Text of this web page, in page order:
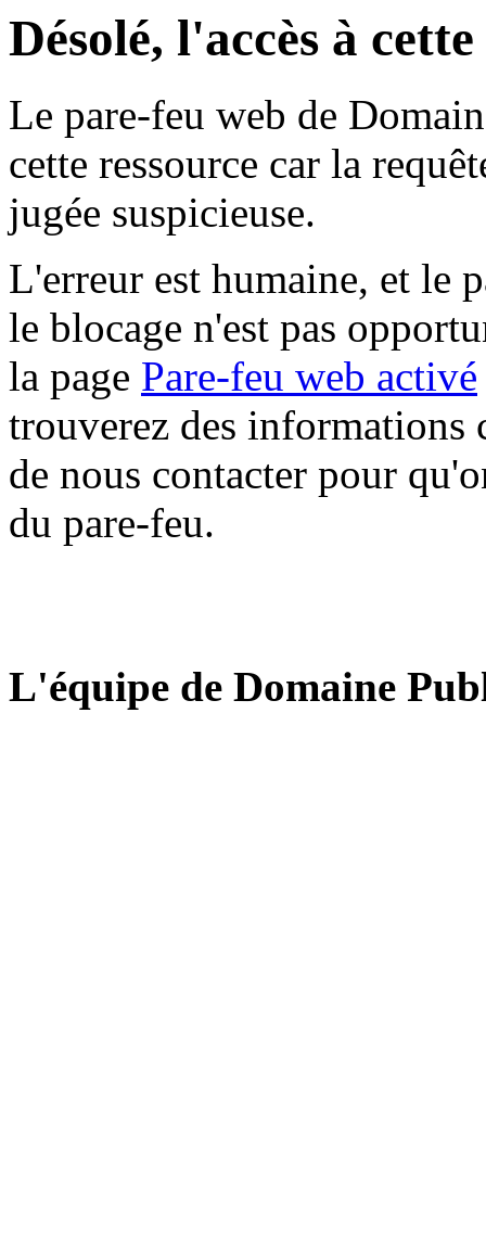
Désolé, l'accès à
Le pare-feu web de
cette ressource car la
jugée suspicieuse.
L'erreur est humaine, et le
le blocage n'est pas
la page Pare-feu web activé
trouverez des informations
de nous contacter pour
du pare-feu.
L'équipe de Domaine